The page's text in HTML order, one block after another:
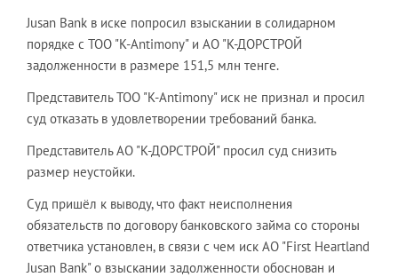
Jusan Bank в иске попросил взыскании в солидарном
порядке с ТОО "K-Antimony" и АО "К-ДОРСТРОЙ
задолженности в размере 151,5 млн тенге.
Представитель ТОО "K-Antimony" иск не признал и просил
суд отказать в удовлетворении требований банка.
Представитель АО "К-ДОРСТРОЙ" просил суд снизить
размер неустойки.
Суд пришёл к выводу, что факт неисполнения
обязательств по договору банковского займа со стороны
ответчика установлен, в связи с чем иск АО "First Heartland
Jusan Bank" о взыскании задолженности обоснован и